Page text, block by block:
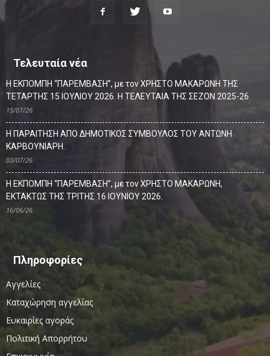
Τελευταία νέα
Η ΕΚΠΟΜΠΗ “ΠΑΡΕΜΒΑΣΗ”, με τον ΧΡΗΣΤΟ ΜΑΚΑΡΩΝΗ ΤΗΣ
ΤΕΤΑΡΤΗΣ 15 ΙΟΥΛΙΟΥ 2026. Η ΤΕΛΕΥΤΑΙΑ ΤΗΣ ΣΕΖΟΝ 2025-26.
15/07/26
Η ΠΑΡΑΙΤΗΣΗ ΑΠΟ ΔΗΜΟΤΙΚΟΣ ΣΥΜΒΟΥΛΟΣ ΤΟΥ ΑΝΤΩΝΗ
ΚΑΡΒΟΥΝΙΑΡΗ.
03/07/26
Η ΕΚΠΟΜΠΗ “ΠΑΡΕΜΒΑΣΗ”, με τον ΧΡΗΣΤΟ ΜΑΚΑΡΩΝΗ,
ΕΚΤΑΚΤΩΣ ΤΗΣ ΤΡΙΤΗΣ 16 ΙΟΥΝΙΟΥ 2026.
16/06/26
Πληροφορίες
Αγγελίες
Καταχώρηση αγγελίας
Ευκαιρίες αγοράς
Πολιτική Απορρήτου